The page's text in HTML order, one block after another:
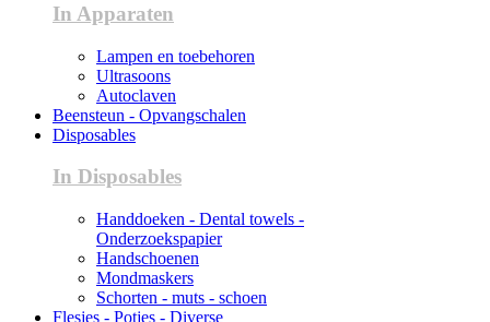
In Apparaten
Lampen en toebehoren
Ultrasoons
Autoclaven
Beensteun - Opvangschalen
Disposables
In Disposables
Handdoeken - Dental towels -
Onderzoekspapier
Handschoenen
Mondmaskers
Schorten - muts - schoen
Flesjes - Potjes - Diverse